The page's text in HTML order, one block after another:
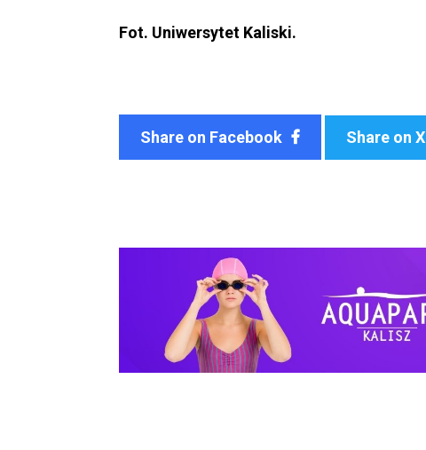
Fot. Uniwersytet Kaliski.
Share on Facebook Share on X